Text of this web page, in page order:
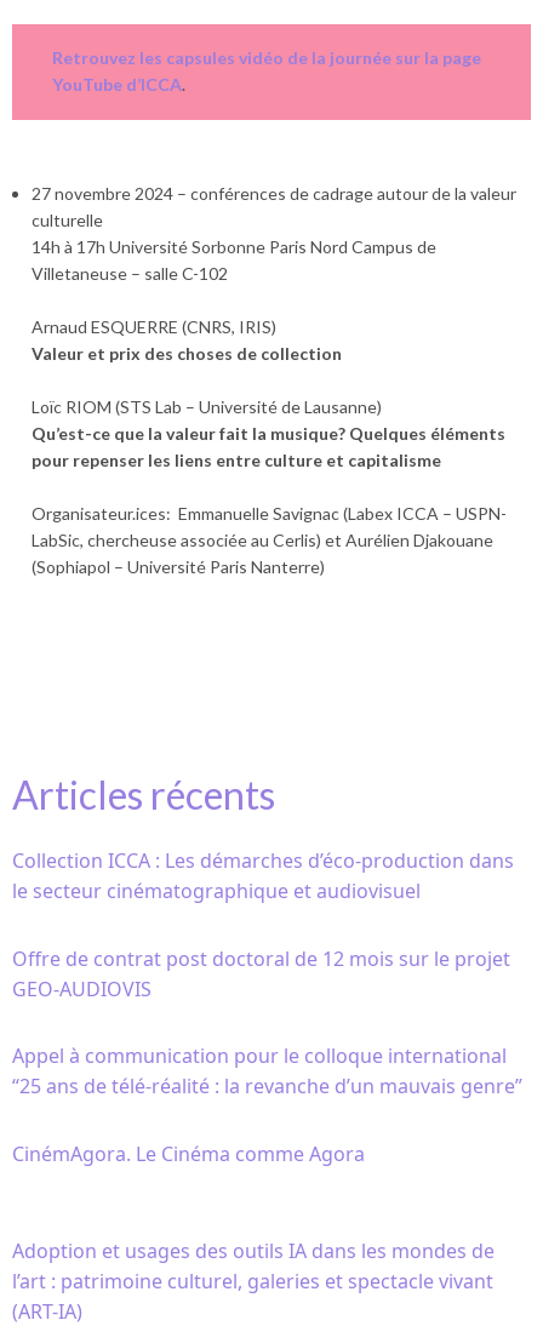
Retrouvez les capsules vidéo de la journée sur la page
YouTube d’ICCA.
27 novembre 2024 – conférences de cadrage autour de la valeur
culturelle
14h à 17h Université Sorbonne Paris Nord Campus de
Villetaneuse – salle C-102
Arnaud ESQUERRE (CNRS, IRIS)
Valeur et prix des choses de collection
Loïc RIOM (STS Lab – Université de Lausanne)
Qu’est-ce que la valeur fait la musique? Quelques éléments
pour repenser les liens entre culture et capitalisme
Organisateur.ices: Emmanuelle Savignac (Labex ICCA – USPN-
LabSic, chercheuse associée au Cerlis) et Aurélien Djakouane
(Sophiapol – Université Paris Nanterre)
Articles récents
Collection ICCA : Les démarches d’éco-production dans
le secteur cinématographique et audiovisuel
Offre de contrat post doctoral de 12 mois sur le projet
GEO-AUDIOVIS
Appel à communication pour le colloque international
“25 ans de télé-réalité : la revanche d’un mauvais genre”
CinémAgora. Le Cinéma comme Agora
Adoption et usages des outils IA dans les mondes de
l’art : patrimoine culturel, galeries et spectacle vivant
(ART-IA)